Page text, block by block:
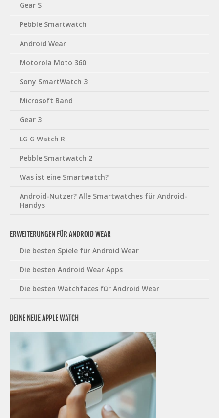
Gear S
Pebble Smartwatch
Android Wear
Motorola Moto 360
Sony SmartWatch 3
Microsoft Band
Gear 3
LG G Watch R
Pebble Smartwatch 2
Was ist eine Smartwatch?
Android-Nutzer? Alle Smartwatches für Android-
Handys
ERWEITERUNGEN FÜR ANDROID WEAR
Die besten Spiele für Android Wear
Die besten Android Wear Apps
Die besten Watchfaces für Android Wear
DEINE NEUE APPLE WATCH